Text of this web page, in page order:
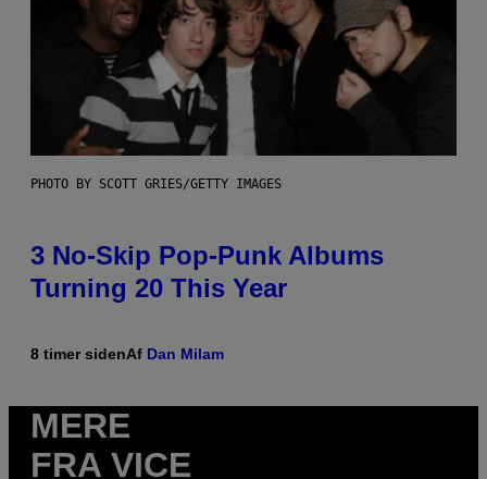
PHOTO BY SCOTT GRIES/GETTY IMAGES
3 No-Skip Pop-Punk Albums
Turning 20 This Year
8 timer sidenAf Dan Milam
MERE
FRA VICE